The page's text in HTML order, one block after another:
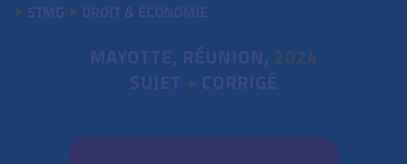
STMG DROIT & ÉCONOMIE
MAYOTTE, RÉUNION, 2024
SUJET + CORRIGÉ